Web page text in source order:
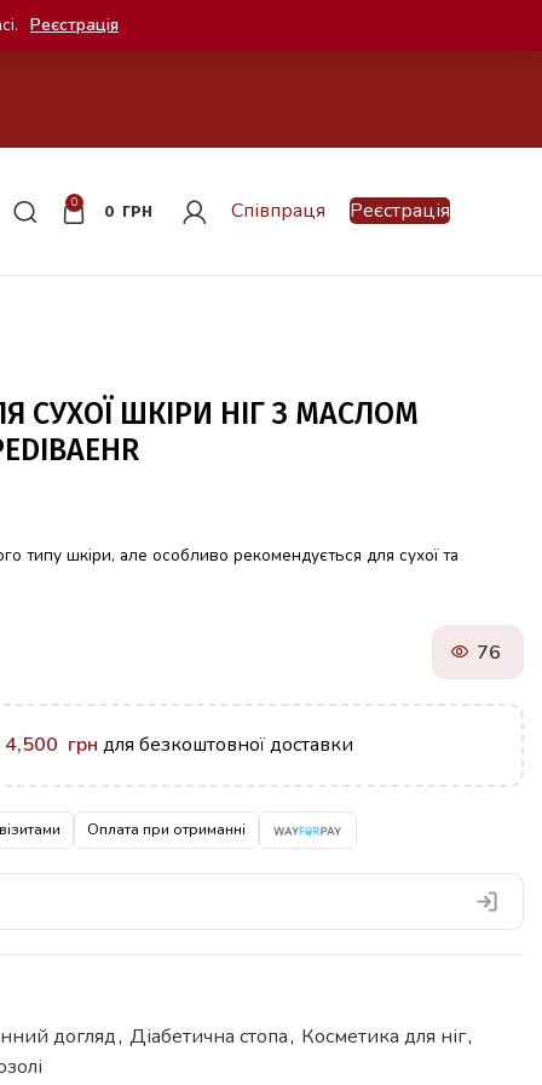
0
0 ГРН Співпраця Реєстрація
СУХОЇ ШКІРИ НІГ З МАСЛОМ
типу шкіри, але особливо рекомендується для сухої та
76
4,500 грн для безкоштовної доставки
Оплата при отриманні
догляд, Діабетична стопа, Косметика для ніг,
Реєстрація